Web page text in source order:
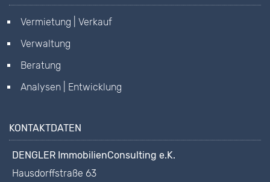
Vermietung | Verkauf
Verwaltung
Beratung
Analysen | Entwicklung
KONTAKTDATEN
DENGLER ImmobilienConsulting e.K.
Hausdorffstraße 63